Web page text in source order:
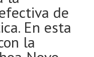
de
En esta
la